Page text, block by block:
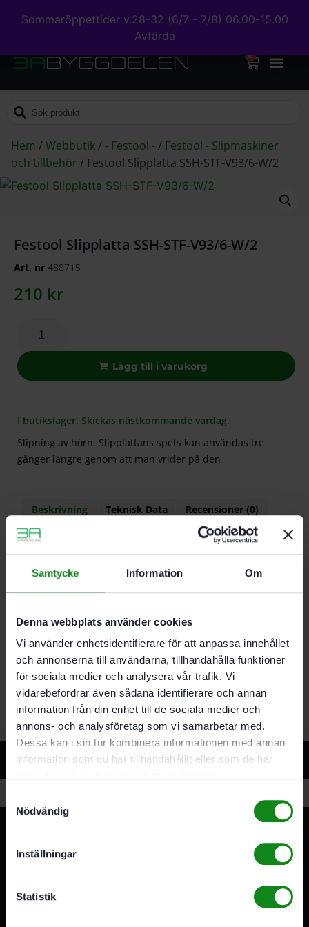
Samtycke Information Om
Denna webbplats använder cookies
Vi använder enhetsidentifierare för att anpassa innehållet
och annonserna till användarna, tillhandahålla funktioner
för sociala medier och analysera vår trafik. Vi
vidarebefordrar även sådana identifierare och annan
information från din enhet till de sociala medier och
annons- och analysföretag som vi samarbetar med.
Dessa kan i sin tur kombinera informationen med annan
information som du har tillhandahållit eller som de har
Nödvändig
Inställningar
Statistik
Sommaröppettider v.28-32 (6/7 - 7/8) 06.00-15.00
Avfärda
0
Hem /Webbutik/ - Festool -/ Festool - Slipmaskiner
och tillbehör / Festool Slipplatta SSH-STF-V93/6-W/2
Festool Slipplatta SSH-STF-V93/6-W/2
Art. nr 488715
210 kr
Lägg till i varukorg
I butikslager. Skickas nästkommande vardag.
Slipning av hörn. Slipplattans spets kan användas tre
gånger längre genom att man vrider på den
Beskrivning Teknisk Data Recensioner (0)
Egenskaper
Slipning av hörn
Slipplattans spets kan användas tre gånger
För DX 93. RO 90 DX
slippapper
Medium
Med tryckknapp
Relaterade produkter